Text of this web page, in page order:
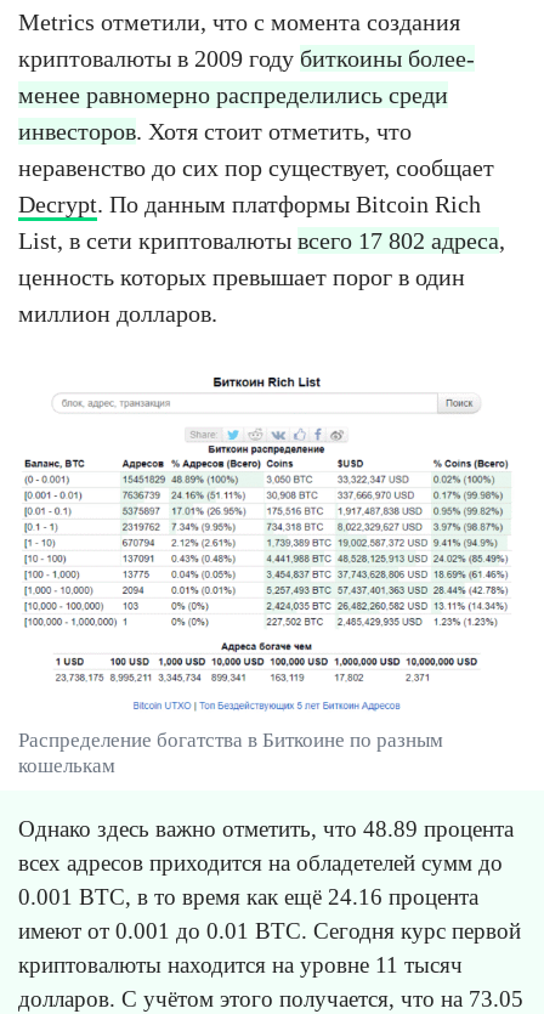
Metrics отметили, что с момента создания
криптовалюты в 2009 году биткоины более-
менее равномерно распределились среди
инвесторов. Хотя стоит отметить, что
неравенство до сих пор существует, сообщает
Decrypt. По данным платформы Bitcoin Rich
List, в сети криптовалюты всего 17 802 адреса,
ценность которых превышает порог в один
миллион долларов.
Распределение богатства в Биткоине по разным
кошелькам
Однако здесь важно отметить, что 48.89 процента
всех адресов приходится на обладетелей сумм до
0.001 BTC, в то время как ещё 24.16 процента
имеют от 0.001 до 0.01 BTC. Сегодня курс первой
криптовалюты находится на уровне 11 тысяч
долларов. С учётом этого получается, что на 73.05